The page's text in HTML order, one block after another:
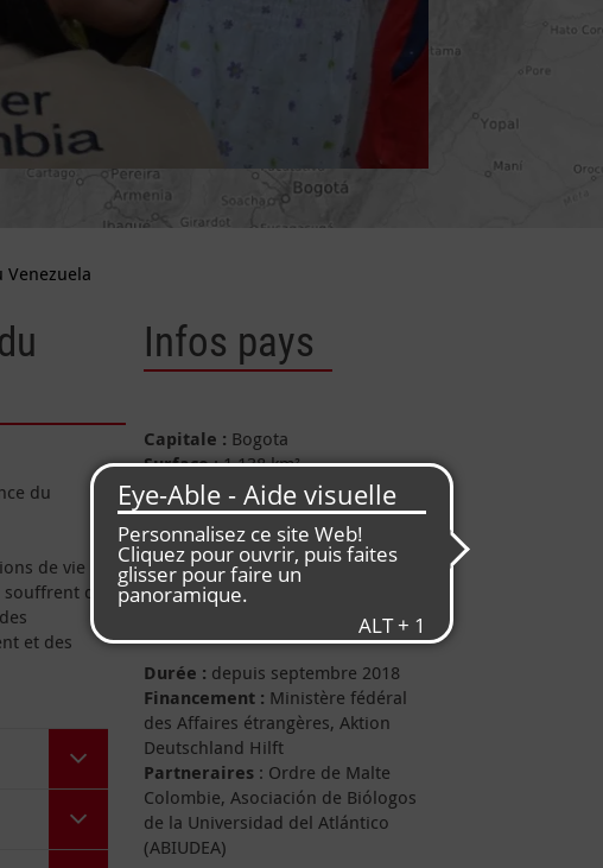
du
de vie
de
et des
Infos pays
Capitale : Bogota
Surface: 1,138 km²
Population
: 47.9 millions
d'habitants
Infos projet
Durée : depuis septembre 2018
Financement : Ministère fédéral
des Affaires étrangères, Aktion
Deutschland Hilft
Partneraires : Ordre de Malte
Colombie, Asociación de Biólogos
de la Universidad del Atlántico
(ABIUDEA)